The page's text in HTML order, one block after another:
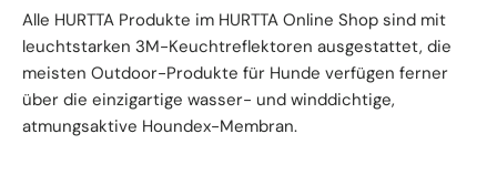
Alle HURTTA Produkte im HURTTA Online Shop sind mit
leuchtstarken 3M-Keuchtreflektoren ausgestattet, die
meisten Outdoor-Produkte für Hunde verfügen ferner
über die einzigartige wasser- und winddichtige,
atmungsaktive Houndex-Membran.